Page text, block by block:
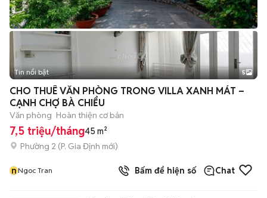
Tin nổi bật 5
CHO THUÊ VĂN PHÒNG TRONG VILLA XANH MÁT –
CẠNH CHỢ BÀ CHIỂU
Văn phòng Hoàn thiện cơ bản
7,5 triệu/tháng45 m²
Phường 2 (P. Gia Định mới)
nNgoc Tran Bấm để hiện số Chat